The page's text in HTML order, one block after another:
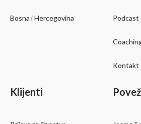
Bosna i Hercegovina Podcast
Kontakt
Klijenti